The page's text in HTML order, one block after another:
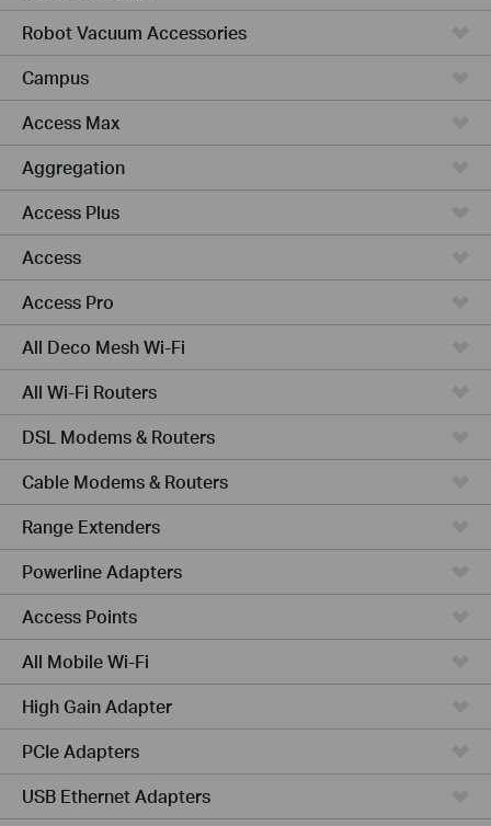
Robot Vacuum Accessories
Campus
Access Max
Aggregation
Access Plus
Access
Access Pro
All Deco Mesh Wi-Fi
All Wi-Fi Routers
DSL Modems & Routers
Cable Modems & Routers
Range Extenders
Powerline Adapters
Access Points
All Mobile Wi-Fi
High Gain Adapter
PCIe Adapters
USB Ethernet Adapters